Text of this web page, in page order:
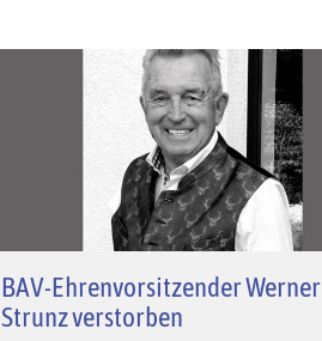
BAV-Ehrenvorsitzender Werner
Strunz verstorben